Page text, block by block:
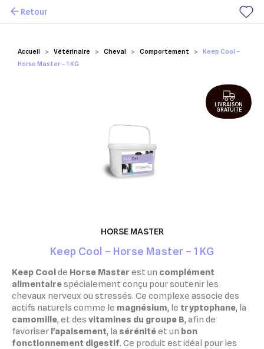
Mes favoris
Accueil Vétérinaire Cheval Comportement
Keep Cool –
Horse Master – 1 KG
Retour
HORSE MASTER
Keep Cool – Horse Master – 1 KG
Keep Coolde Horse Master est un complément
alimentairespécialement conçu pour soutenir les
chevaux nerveux ou stressés. Ce complexe associe des
actifs naturels comme le magnésium, le tryptophane, la
camomille, et des vitamines du groupe B, afin de
favoriser l'apaisement, la sérénitéet un bon
fonctionnement digestif. Ce produit est idéal pour les
LIVRAISON
GRATUITE